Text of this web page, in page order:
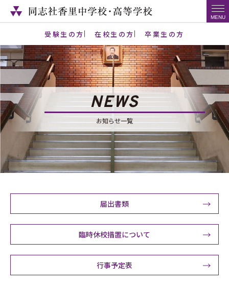
受験生の方 在校生の方 卒業生の方
NEWS
お知らせ一覧
届出書類
臨時休校措置について
行事予定表